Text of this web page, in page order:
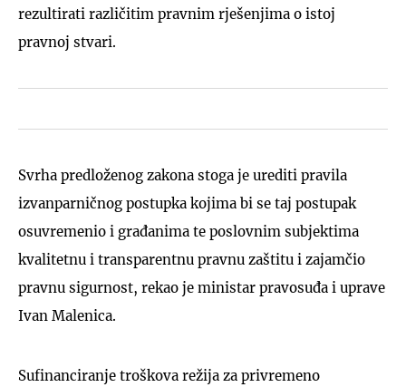
rezultirati različitim pravnim rješenjima o istoj
pravnoj stvari.
Svrha predloženog zakona stoga je urediti pravila
izvanparničnog postupka kojima bi se taj postupak
osuvremenio i građanima te poslovnim subjektima
kvalitetnu i transparentnu pravnu zaštitu i zajamčio
pravnu sigurnost, rekao je ministar pravosuđa i uprave
Ivan Malenica.
Sufinanciranje troškova režija za privremeno